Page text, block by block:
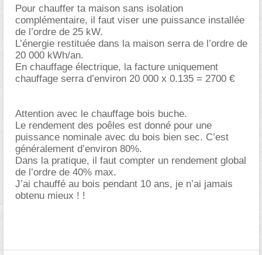
Pour chauffer ta maison sans isolation
complémentaire, il faut viser une puissance installée
de l’ordre de 25 kW.
L’énergie restituée dans la maison serra de l’ordre de
20 000 kWh/an.
En chauffage électrique, la facture uniquement
chauffage serra d’environ 20 000 x 0.135 = 2700
Attention avec le chauffage bois buche.
Le rendement des poêles est donné pour une
puissance nominale avec du bois bien sec. C’est
généralement d’environ 80%.
Dans la pratique, il faut compter un rendement global
de l’ordre de 40% max.
J’ai chauffé au bois pendant 10 ans, je n’ai jamais
obtenu mieux ! !